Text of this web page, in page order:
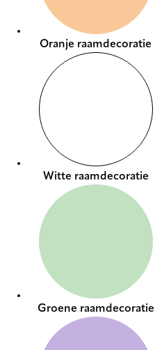
Oranje raamdecoratie
Witte raamdecoratie
Groene raamdecoratie